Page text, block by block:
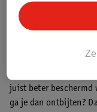
Voor- en nadelen
Je kan je tanden ook
dag direct nadat je
meteen de tandplak
juist beter beschermd
ga je dan ontbijten?